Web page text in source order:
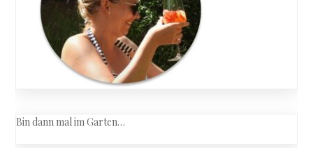
Bin dann mal im Garten…